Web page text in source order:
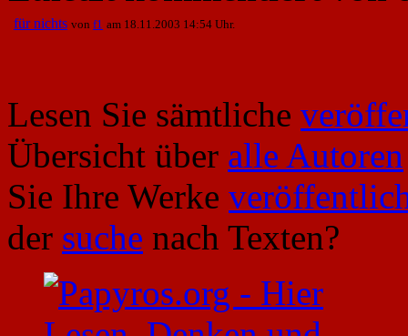
für nichts von f1 am 18.11.2003 14:54 Uhr.
Lesen Sie sämtliche
Übersicht über alle Autoren
Sie Ihre Werke
der suche nach Texten?